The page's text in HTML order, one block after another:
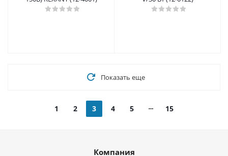
Показать еще
1 2 3 4 5 15
Компания